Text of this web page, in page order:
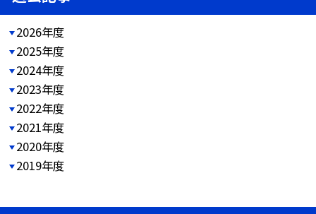
2026年度
2025年度
2024年度
2023年度
2022年度
2021年度
2020年度
2019年度